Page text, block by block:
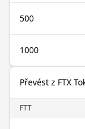
500
1000
Převést z FTX
FTT